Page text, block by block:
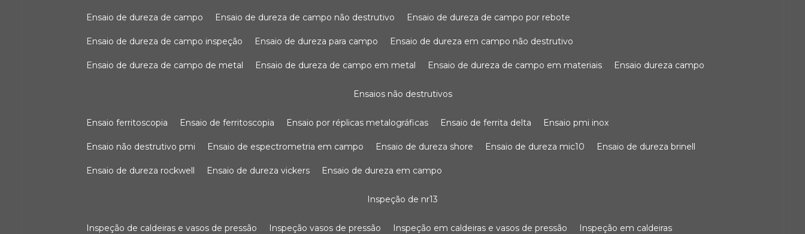
ensaio de dureza de campo ensaio de dureza de campo não destrutivo ensaio de dureza de campo por rebote
ensaio de dureza de campo inspeção ensaio de dureza para campo ensaio de dureza em campo não destrutivo
ensaio de dureza de campo de metal ensaio de dureza de campo em metal ensaio de dureza de campo em materiais ensaio dureza campo
ensaios não destrutivos
ensaio ferritoscopia ensaio de ferritoscopia ensaio por réplicas metalográficas ensaio de ferrita delta ensaio pmi inox
ensaio não destrutivo pmi ensaio de espectrometria em campo ensaio de dureza shore ensaio de dureza mic10 ensaio de dureza brinell
ensaio de dureza rockwell ensaio de dureza vickers ensaio de dureza em campo
inspeção de nr13
inspeção de caldeiras e vasos de pressão inspeção vasos de pressão inspeção em caldeiras e vasos de pressão inspeção em caldeiras